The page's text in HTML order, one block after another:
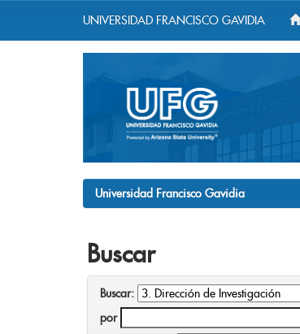
UNIVERSIDAD FRANCISCO GAVIDIA
Universidad Francisco Gavidia
Buscar
Buscar:
por